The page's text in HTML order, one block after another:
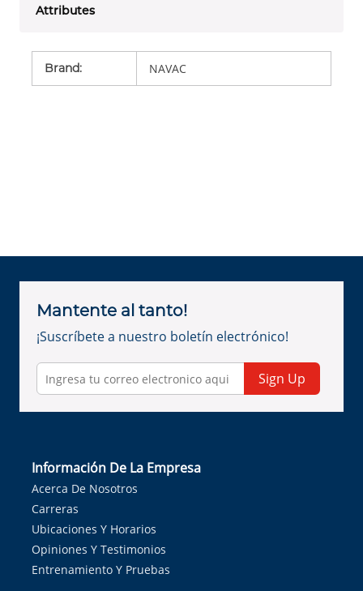
Attributes
Brand: NAVAC
Mantente al tanto!
¡Suscríbete a nuestro boletín electrónico!
Sign Up
Información De La Empresa
Acerca De Nosotros
Carreras
Ubicaciones Y Horarios
Opiniones Y Testimonios
Entrenamiento Y Pruebas